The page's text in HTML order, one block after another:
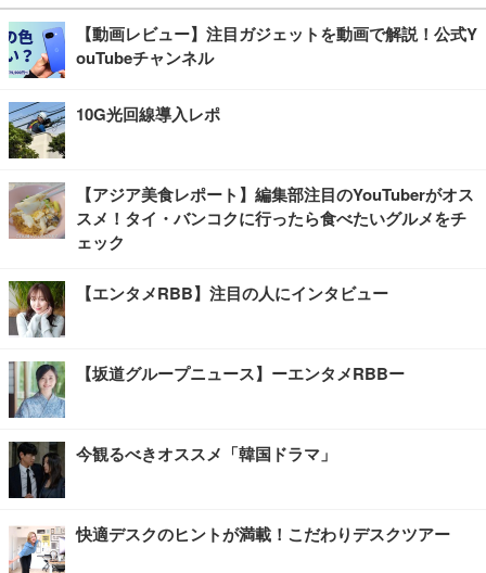
【動画レビュー】注目ガジェットを動画で解説！公式Y
ouTubeチャンネル
10G光回線導入レポ
【アジア美食レポート】編集部注目のYouTuberがオス
スメ！タイ・バンコクに行ったら食べたいグルメをチ
ェック
【エンタメRBB】注目の人にインタビュー
【坂道グループニュース】ーエンタメRBBー
今観るべきオススメ「韓国ドラマ」
快適デスクのヒントが満載！こだわりデスクツアー